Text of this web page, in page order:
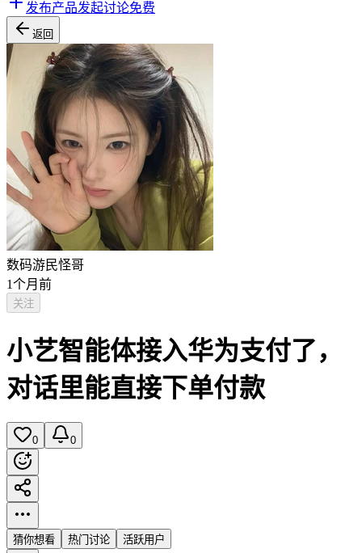
发布产品发起讨论免费
返回
数码游民怪哥
1个月前
关注
小艺智能体接入华为支付了，
对话里能直接下单付款
0 0
猜你想看 热门讨论 活跃用户